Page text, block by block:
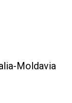
Moldavia